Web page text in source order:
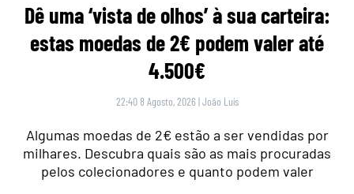
Dê uma ‘vista de olhos’ à sua carteira:
estas moedas de 2€ podem valer até
4.500€
22:40 8 Agosto, 2026 |João Luís
Algumas moedas de 2€ estão a ser vendidas por
milhares. Descubra quais são as mais procuradas
pelos colecionadores e quanto podem valer